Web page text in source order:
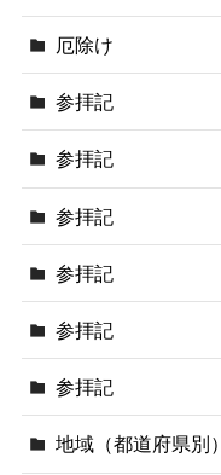
厄除け
参拝記
参拝記
参拝記
参拝記
参拝記
参拝記
地域（都道府県別）